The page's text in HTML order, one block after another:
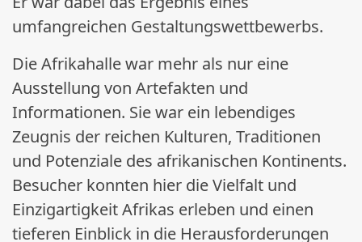
umfangreichen Gestaltungswettbewerbs.
Die Afrikahalle war mehr als nur eine
Ausstellung von Artefakten und
Informationen. Sie war ein lebendiges
Zeugnis der reichen Kulturen, Traditionen
und Potenziale des afrikanischen Kontinents.
Besucher konnten hier die Vielfalt und
Einzigartigkeit Afrikas erleben und einen
tieferen Einblick in die Herausforderungen